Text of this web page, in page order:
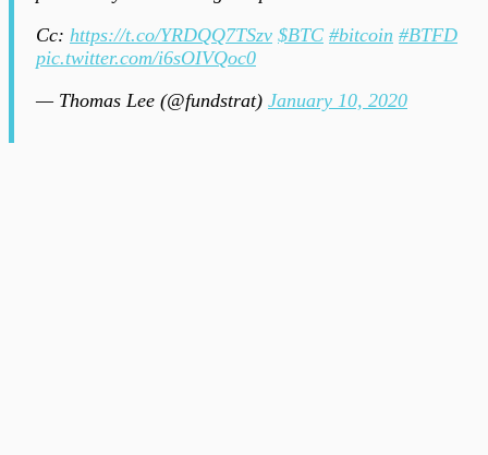
Cc: https://t.co/YRDQQ7TSzv $BTC #bitcoin #BTFD
pic.twitter.com/i6sOIVQoc0
— Thomas Lee (@fundstrat) January 10, 2020